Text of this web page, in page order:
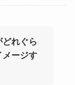
れぐら
メージす